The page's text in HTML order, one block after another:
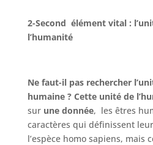
2-Second élément vital :
l’humanité
Ne faut-il pas rechercher
humaine ? Cette unité de
sur une donnée, les êtres
caractères qui définissent
l’espèce homo sapiens, mais